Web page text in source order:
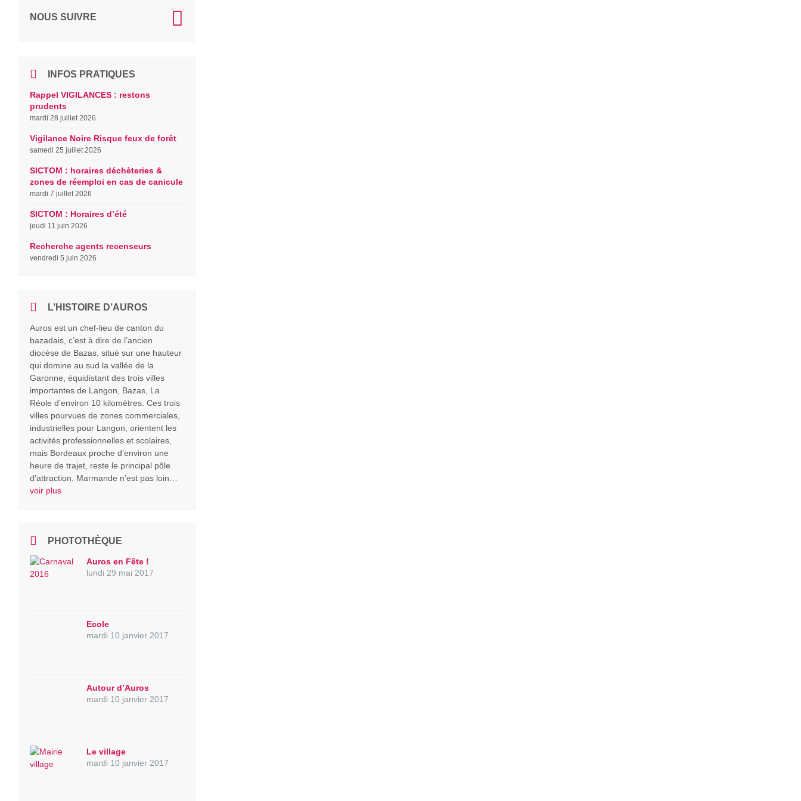
NOUS SUIVRE
INFOS PRATIQUES
Rappel VIGILANCES : restons
prudents
mardi 28 juillet 2026
Vigilance Noire Risque feux de forêt
samedi 25 juillet 2026
SICTOM : horaires déchèteries &
zones de réemploi en cas de canicule
mardi 7 juillet 2026
SICTOM : Horaires d’été
jeudi 11 juin 2026
Recherche agents recenseurs
vendredi 5 juin 2026
L’HISTOIRE D’AUROS
Auros est un chef-lieu de canton du
bazadais, c’est à dire de l’ancien
diocèse de Bazas, situé sur une hauteur
qui domine au sud la vallée de la
Garonne, équidistant des trois villes
importantes de Langon, Bazas, La
Réole d’environ 10 kilomètres. Ces trois
villes pourvues de zones commerciales,
industrielles pour Langon, orientent les
activités professionnelles et scolaires,
mais Bordeaux proche d’environ une
heure de trajet, reste le principal pôle
d’attraction. Marmande n’est pas loin…
voir plus
PHOTOTHÈQUE
Auros en Fête !
lundi 29 mai 2017
Ecole
mardi 10 janvier 2017
Autour d’Auros
mardi 10 janvier 2017
Le village
mardi 10 janvier 2017